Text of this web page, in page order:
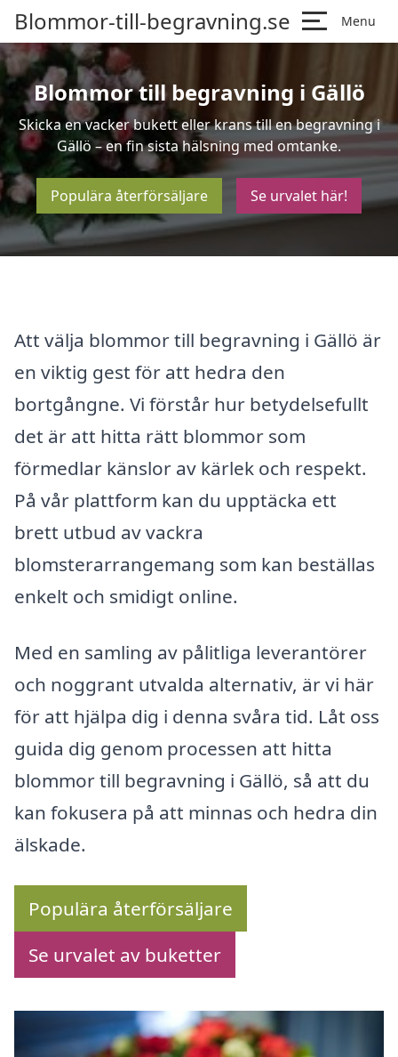
Blommor-till-begravning.se Menu
Blommor till begravning i Gällö
Skicka en vacker bukett eller krans till en begravning i
Gällö – en fin sista hälsning med omtanke.
Populära återförsäljare Se urvalet här!
Att välja blommor till begravning i Gällö är
en viktig gest för att hedra den
bortgångne. Vi förstår hur betydelsefullt
det är att hitta rätt blommor som
förmedlar känslor av kärlek och respekt.
På vår plattform kan du upptäcka ett
brett utbud av vackra
blomsterarrangemang som kan beställas
enkelt och smidigt online.
Med en samling av pålitliga leverantörer
och noggrant utvalda alternativ, är vi här
för att hjälpa dig i denna svåra tid. Låt oss
guida dig genom processen att hitta
blommor till begravning i Gällö, så att du
kan fokusera på att minnas och hedra din
älskade.
Populära återförsäljare
Se urvalet av buketter